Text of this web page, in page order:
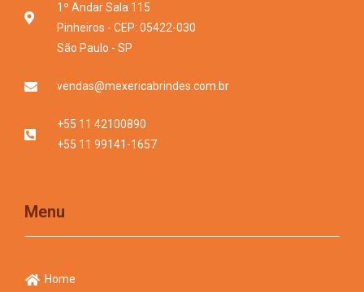
1º Andar Sala 115
Pinheiros - CEP: 05422-030
São Paulo - SP
vendas@mexericabrindes.com.br
+55 11 42100890
+55 11 99141-1657
Menu
Home